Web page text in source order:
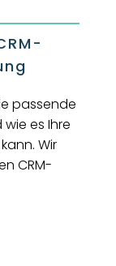
passende
es Ihre
Wir
CRM-